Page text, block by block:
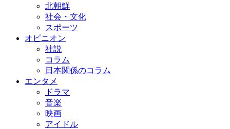
北朝鮮
社会・文化
スポーツ
オピニオン
社説
コラム
日本関係のコラム
エンタメ
ドラマ
音楽
映画
アイドル